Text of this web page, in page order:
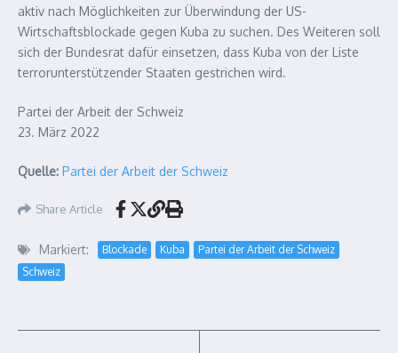
aktiv nach Möglichkeiten zur Überwindung der US-
Wirtschaftsblockade gegen Kuba zu suchen. Des Weiteren soll
sich der Bundesrat dafür einsetzen, dass Kuba von der Liste
terrorunterstützender Staaten gestrichen wird.
Partei der Arbeit der Schweiz
23. März 2022
Quelle: Partei der Arbeit der Schweiz
Share Article
Markiert: Blockade Kuba
Partei der Arbeit der Schweiz
Schweiz